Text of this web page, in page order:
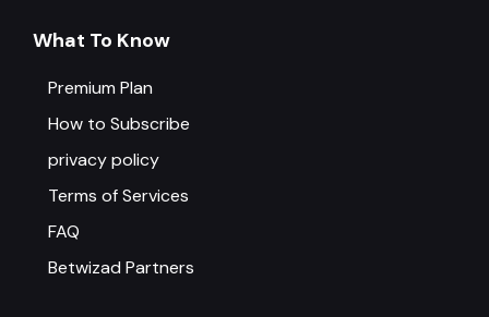
What To Know
Premium Plan
How to Subscribe
privacy policy
Terms of Services
FAQ
Betwizad Partners